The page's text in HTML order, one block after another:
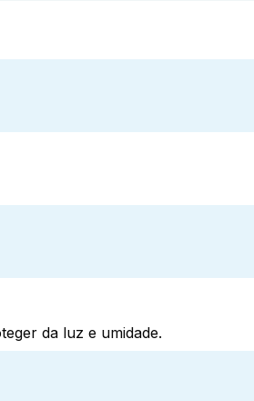
da luz e umidade.